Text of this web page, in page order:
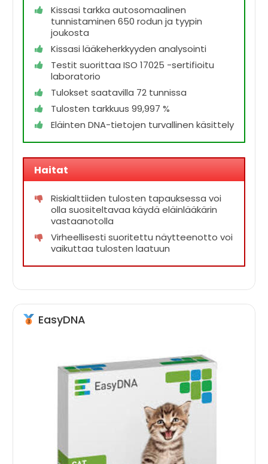
Kissasi tarkka autosomaalinen
tunnistaminen 650 rodun ja tyypin
joukosta
Kissasi lääkeherkkyyden analysointi
Testit suorittaa ISO 17025 -sertifioitu
laboratorio
Tulokset saatavilla 72 tunnissa
Tulosten tarkkuus 99,997 %
Eläinten DNA-tietojen turvallinen käsittely
Haitat
Riskialttiiden tulosten tapauksessa voi
olla suositeltavaa käydä eläinlääkärin
vastaanotolla
Virheellisesti suoritettu näytteenotto voi
vaikuttaa tulosten laatuun
EasyDNA